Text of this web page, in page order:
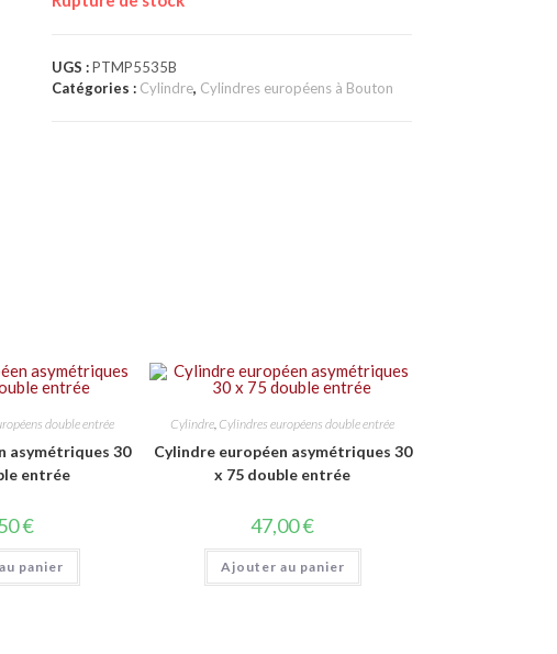
UGS :PTMP5535B
Catégories : Cylindre, Cylindres européens à Bouton
double entrée
asymétriques 30
entrée
€
panier
Cylindre, Cylindres européens double entrée
Cylindre européen asymétriques 30
x 75 double entrée
47,00€
Ajouter au panier